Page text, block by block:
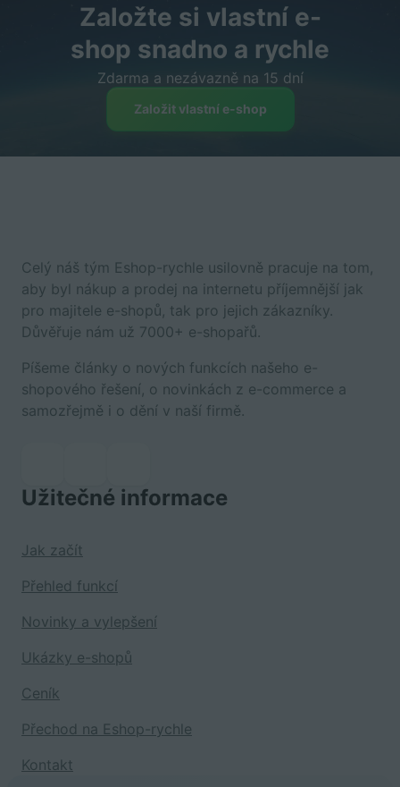
Založte si vlastní e-
shop snadno a rychle
Zdarma a nezávazně na 15 dní
Založit vlastní e-shop
Celý náš tým Eshop-rychle usilovně pracuje na tom,
aby byl nákup a prodej na internetu příjemnější jak
pro majitele e-shopů, tak pro jejich zákazníky.
Důvěřuje nám už 7000+ e-shopařů.
Píšeme články o nových funkcích našeho e-
shopového řešení, o novinkách z e-commerce a
samozřejmě i o dění v naší firmě.
Užitečné informace
Jak začít
Přehled funkcí
Novinky a vylepšení
Ukázky e-shopů
Ceník
Přechod na Eshop-rychle
Kontakt